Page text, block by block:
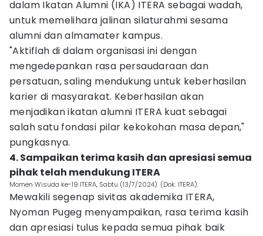
dalam Ikatan Alumni (IKA) ITERA sebagai wadah,
untuk memelihara jalinan silaturahmi sesama
alumni dan almamater kampus.
"Aktiflah di dalam organisasi ini dengan
mengedepankan rasa persaudaraan dan
persatuan, saling mendukung untuk keberhasilan
karier di masyarakat. Keberhasilan akan
menjadikan ikatan alumni ITERA kuat sebagai
salah satu fondasi pilar kekokohan masa depan,"
pungkasnya.
4. Sampaikan terima kasih dan apresiasi semua
pihak telah mendukung ITERA
Momen Wisuda ke-19 ITERA, Sabtu (13/7/2024). (Dok. ITERA).
Mewakili segenap sivitas akademika ITERA,
Nyoman Pugeg menyampaikan, rasa terima kasih
dan apresiasi tulus kepada semua pihak baik